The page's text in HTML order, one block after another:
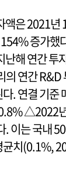
액은 2021
증가했
난해 연간 투
의 연간
. 연결 기준
△2022
이는 국내
균치(0.1%,